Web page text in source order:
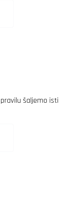
šaljemo isti